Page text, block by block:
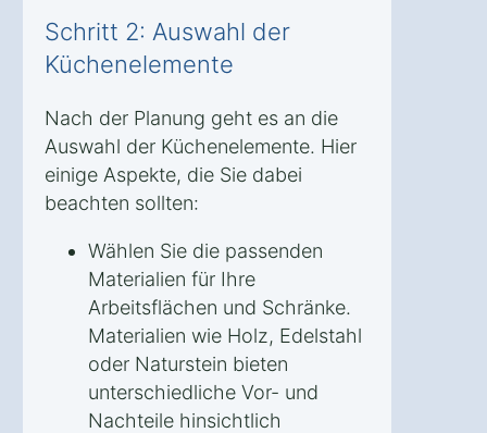
Schritt 2: Auswahl der
Küchenelemente
Nach der Planung geht es an die
Auswahl der Küchenelemente. Hier
einige Aspekte, die Sie dabei
beachten sollten:
Wählen Sie die passenden
Materialien für Ihre
Arbeitsflächen und Schränke.
Materialien wie Holz, Edelstahl
oder Naturstein bieten
unterschiedliche Vor- und
Nachteile hinsichtlich